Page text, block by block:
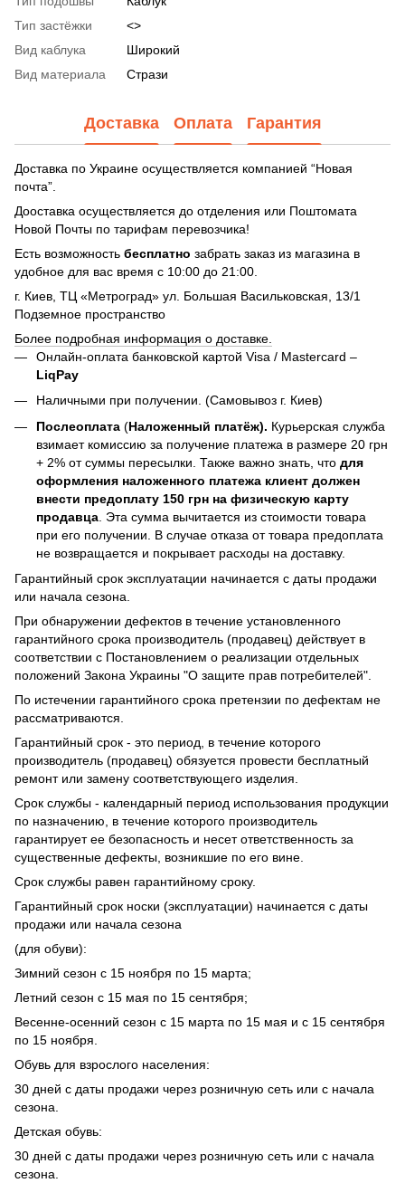
Тип застёжки
<>
Вид каблука
Широкий
Вид материала
Стрази
Доставка Оплата Гарантия
Доставка по Украине осуществляется компанией “Новая
почта”.
Дооставка осуществляется до отделения или Поштомата
Новой Почты по тарифам перевозчика!
Есть возможность бесплатно забрать заказ из магазина в
удобное для вас время с 10:00 до 21:00.
г. Киев, ТЦ «Метроград» ул. Большая Васильковская, 13/1
Подземное пространство
Более подробная информация о доставке.
Онлайн-оплата банковской картой Visa / Mastercard –
LiqPay
Наличными при получении. (Самовывоз г. Киев)
Послеоплата (Наложенный платёж). Курьерская служба
взимает комиссию за получение платежа в размере 20 грн
+ 2% от суммы пересылки. Также важно знать, что для
оформления наложенного платежа клиент должен
внести предоплату 150 грн на физическую карту
продавца . Эта сумма вычитается из стоимости товара
при его получении. В случае отказа от товара предоплата
не возвращается и покрывает расходы на доставку.
Гарантийный срок эксплуатации начинается с даты продажи
или начала сезона.
При обнаружении дефектов в течение установленного
гарантийного срока производитель (продавец) действует в
соответствии с Постановлением о реализации отдельных
положений Закона Украины "О защите прав потребителей".
По истечении гарантийного срока претензии по дефектам не
рассматриваются.
Гарантийный срок - это период, в течение которого
производитель (продавец) обязуется провести бесплатный
ремонт или замену соответствующего изделия.
Срок службы - календарный период использования продукции
по назначению, в течение которого производитель
гарантирует ее безопасность и несет ответственность за
существенные дефекты, возникшие по его вине.
Срок службы равен гарантийному сроку.
Гарантийный срок носки (эксплуатации) начинается с даты
продажи или начала сезона
(для обуви):
Зимний сезон с 15 ноября по 15 марта;
Летний сезон с 15 мая по 15 сентября;
Весенне-осенний сезон с 15 марта по 15 мая и с 15 сентября
по 15 ноября.
Обувь для взрослого населения:
30 дней с даты продажи через розничную сеть или с начала
сезона.
Детская обувь:
30 дней с даты продажи через розничную сеть или с начала
сезона.